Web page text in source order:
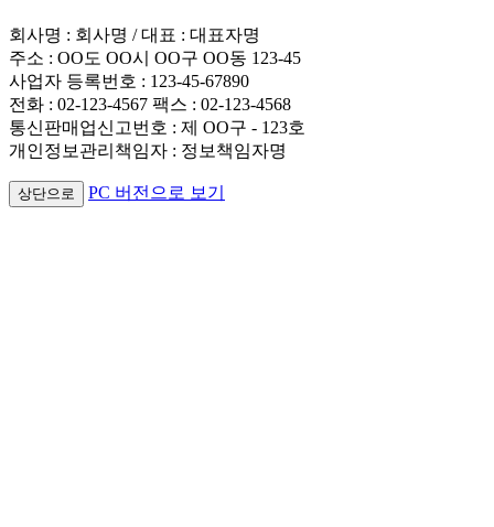
회사명 : 회사명 / 대표 : 대표자명
주소 : OO도 OO시 OO구 OO동 123-45
사업자 등록번호 : 123-45-67890
전화 : 02-123-4567 팩스 : 02-123-4568
통신판매업신고번호 : 제 OO구 - 123호
개인정보관리책임자 : 정보책임자명
상단으로 PC 버전으로 보기